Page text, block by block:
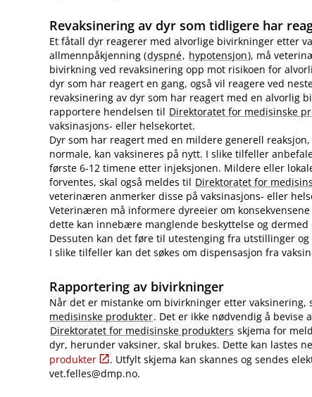
Revaksinering av dyr som tidligere har
Et fåtall dyr reagerer med alvorlige bivirkninger etter
allmennpåkjenning (dyspné, hypotensjon), må
bivirkning ved revaksinering opp mot risikoen for
dyr som har reagert en gang, også vil reagere ved
revaksinering av dyr som har reagert med en alvorlig
rapportere hendelsen til Direktoratet for medisinske
vaksinasjons- eller helsekortet.
Dyr som har reagert med en mildere generell
normale, kan vaksineres på nytt. I slike tilfeller
første 6-12 timene etter injeksjonen. Mildere eller
forventes, skal også meldes til Direktoratet for
veterinæren anmerker disse på vaksinasjons- eller
Veterinæren må informere dyreeier om
dette kan innebære manglende beskyttelse og
Dessuten kan det føre til utestenging fra utstillinger
I slike tilfeller kan det søkes om dispensasjon fra
Rapportering av bivirkninger
Når det er mistanke om bivirkninger etter vaksinering,
medisinske produkter. Det er ikke nødvendig å bevise
Direktoratet for medisinske produkters skjema for
dyr, herunder vaksiner, skal brukes. Dette kan lastes
produkter
. Utfylt skjema kan skannes og sendes
vet.felles@dmp.no.